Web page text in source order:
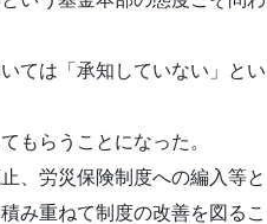
ては「承知していない」とい
もらうことになった。
、労災保険制度への編入等と
み重ねて制度の改善を図るこ